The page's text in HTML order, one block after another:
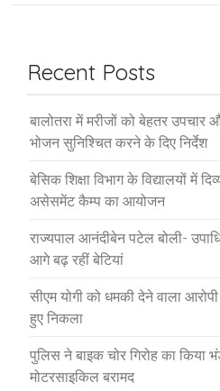
Recent Posts
बालोतरा में मरीजों को बेहतर उपचार
भोजन सुनिश्चित करने के दिए निर्देश
बेसिक शिक्षा विभाग के विद्यालयों में
असेसमेंट कैम्प का आयोजन
राज्यपाल आनंदीबेन पटेल बोली-
आगे बढ़ रहीं बेटियां
सीएम योगी को धमकी देने वाला
हुए निकला
पुलिस ने बाइक चोर गिरोह का किया
मोटरसाइकिल बरामद